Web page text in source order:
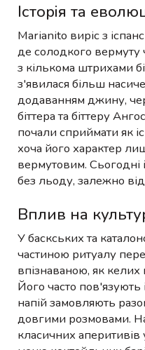
Історія та
Marianito виріс з
де солодкого вермуту
з кількома штрихами
з'явилася більш
додаванням джину,
біттера та біттеру
почали сприймати як
хоча його характер
вермутовим. Сьогодні
без льоду, залежно
Вплив на
У баскських та
частиною ритуалу
впізнаваною, як келих
Його часто
напій замовляють
довгими розмовами.
класичних